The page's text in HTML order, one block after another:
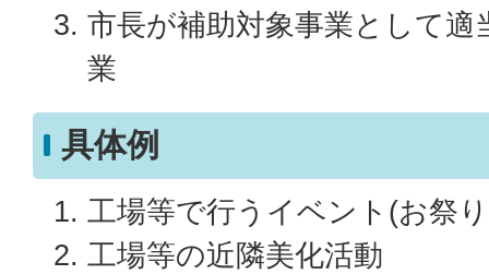
市長が補助対象事業として
業
具体例
工場等で行うイベント(お祭
工場等の近隣美化活動